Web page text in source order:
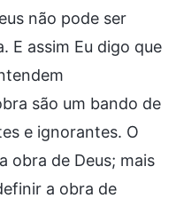
não pode ser
E assim Eu digo que
são um bando de
e ignorantes. O
obra de Deus; mais
a obra de